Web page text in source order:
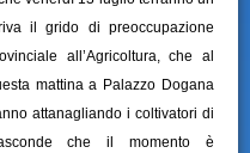
il grido di preoccupazione
all’Agricoltura, che al
mattina a Palazzo Dogana
attanagliando i coltivatori di
che il momento è